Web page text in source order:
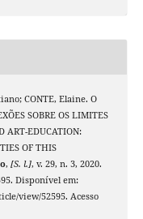
CONTE, Elaine. O
SOBRE OS LIMITES
ART-EDUCATION:
OF THIS
, [S. l.], v. 29, n. 3, 2020.
Disponível em:
view/52595. Acesso